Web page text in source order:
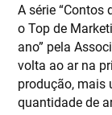
A série “Contos
o Top de
ano” pela
volta ao ar na
produção, mais
quantidade de